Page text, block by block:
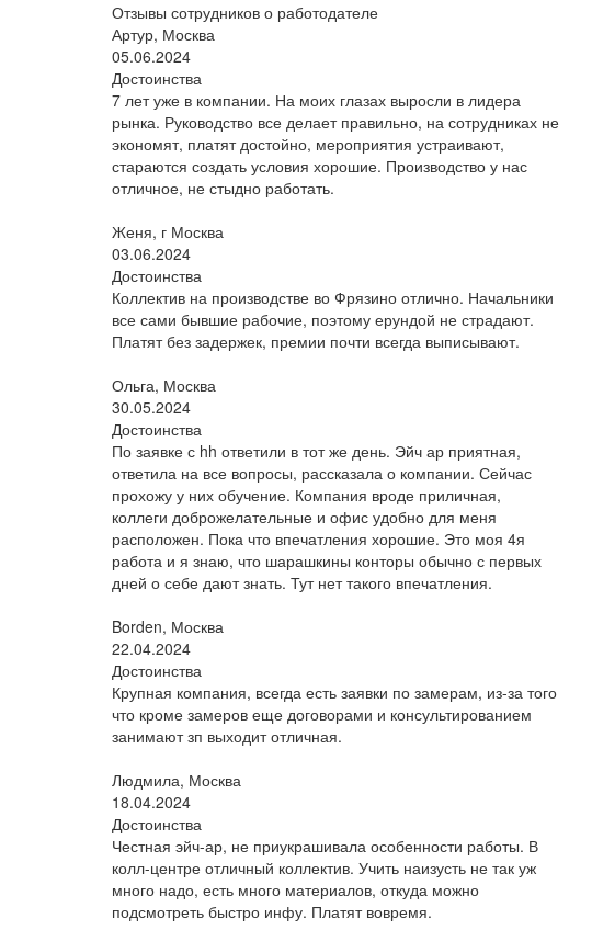
Отзывы сотрудников о работодателе
Артур, Москва
05.06.2024
Достоинства
7 лет уже в компании. На моих глазах выросли в лидера
рынка. Руководство все делает правильно, на сотрудниках не
экономят, платят достойно, мероприятия устраивают,
стараются создать условия хорошие. Производство у нас
отличное, не стыдно работать.
Женя, г Москва
03.06.2024
Достоинства
Коллектив на производстве во Фрязино отлично. Начальники
все сами бывшие рабочие, поэтому ерундой не страдают.
Платят без задержек, премии почти всегда выписывают.
Ольга, Москва
30.05.2024
Достоинства
По заявке с hh ответили в тот же день. Эйч ар приятная,
ответила на все вопросы, рассказала о компании. Сейчас
прохожу у них обучение. Компания вроде приличная,
коллеги доброжелательные и офис удобно для меня
расположен. Пока что впечатления хорошие. Это моя 4я
работа и я знаю, что шарашкины конторы обычно с первых
дней о себе дают знать. Тут нет такого впечатления.
Borden, Москва
22.04.2024
Достоинства
Крупная компания, всегда есть заявки по замерам, из-за того
что кроме замеров еще договорами и консультированием
занимают зп выходит отличная.
Людмила, Москва
18.04.2024
Достоинства
Честная эйч-ар, не приукрашивала особенности работы. В
колл-центре отличный коллектив. Учить наизусть не так уж
много надо, есть много материалов, откуда можно
подсмотреть быстро инфу. Платят вовремя.